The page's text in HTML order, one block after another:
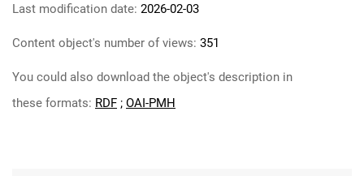
w Tarnowie. 1983, nr 3
Azotowych im. Feliksa Dzierżyńskiego
w Tarnowie. 1983, nr 4
Last modification date: 2026-02-03
Content object's number of views: 351
You could also download the object's description in
these formats: RDF ; OAI-PMH